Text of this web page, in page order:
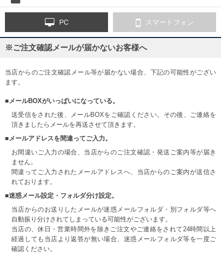
PC スマートフォン
※ご注文確認メールが届かないお客様へ
当店からのご注文確認メール等が届かない場合、下記の可能性がござい
ます。
■メールBOXがいっぱいになっている。
送受信をされた後、メールBOXをご確認ください。その後、ご連絡を
頂きましたらメールを再送させて頂きます。
■メールアドレスを間違ってご入力。
お間違いご入力の場合、当店からのご注文確認・発送ご案内等が届き
ません。
間違ってご入力されたメールアドレスへ、当店からのご案内が送信さ
れております。
■迷惑メール設定・フォルダ分け設定。
当店からのお送りしたメールが迷惑メールフォルダ・別フォルダ等へ
自動振り分けされてしまっている可能性がございます。
当店の、休日・営業時間外を除きご注文やご連絡をされて24時間以上
経過しても当店より返答が無い場合、迷惑メールフォルダ等を一度ご
確認ください。